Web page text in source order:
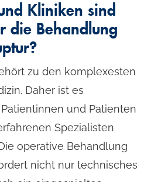
Kliniken sind
die Behandlung
zu den komplexesten
Daher ist es
und Patienten
Spezialisten
operative Behandlung
nicht nur technisches